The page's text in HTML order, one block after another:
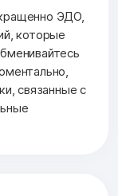
ЭДО,
которые
связанные с